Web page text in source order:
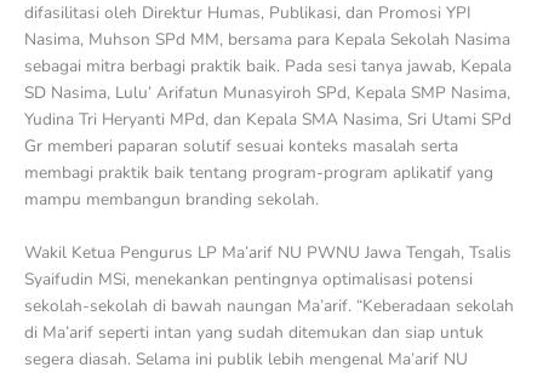
difasilitasi oleh Direktur Humas, Publikasi, dan Promosi YPI
Nasima, Muhson SPd MM, bersama para Kepala Sekolah Nasima
sebagai mitra berbagi praktik baik. Pada sesi tanya jawab, Kepala
SD Nasima, Lulu’ Arifatun Munasyiroh SPd, Kepala SMP Nasima,
Yudina Tri Heryanti MPd, dan Kepala SMA Nasima, Sri Utami SPd
Gr memberi paparan solutif sesuai konteks masalah serta
membagi praktik baik tentang program-program aplikatif yang
mampu membangun branding sekolah.
Wakil Ketua Pengurus LP Ma’arif NU PWNU Jawa Tengah, Tsalis
Syaifudin MSi, menekankan pentingnya optimalisasi potensi
sekolah-sekolah di bawah naungan Ma’arif. “Keberadaan sekolah
di Ma’arif seperti intan yang sudah ditemukan dan siap untuk
segera diasah. Selama ini publik lebih mengenal Ma’arif NU